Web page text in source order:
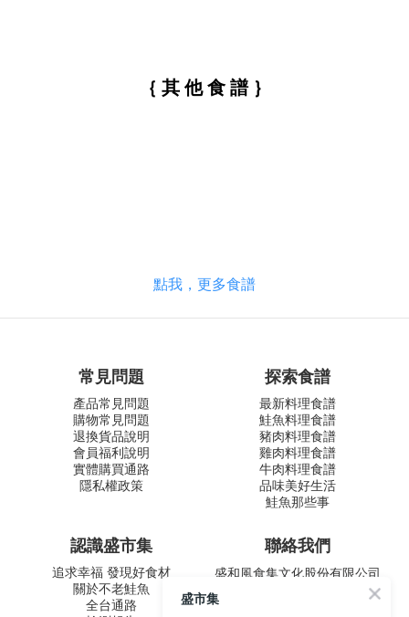
｛ 其 他 食 譜 ｝
點我，更多食譜
常見問題
產品常見問題
購物常見問題
退換貨品說明
會員福利說明
實體購買通路
隱私權政策
探索食譜
最新料理食譜
鮭魚料理食譜
豬肉料理食譜
雞肉料理食譜
牛肉料理食譜
品味美好生活
鮭魚那些事
認識盛市集
追求幸福 發現好食材
關於不老鮭魚
全台通路
聯絡我們
盛和風食集文化股份有限公司
周一至五 9:00-12:30 ∣ 13:30-
盛市集